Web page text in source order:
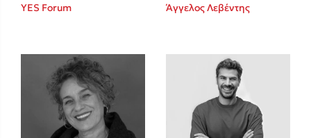
Sebastian Fitzek
Κατρίνα Τσάνταλη
Lucinda Riley
Mimi Matthews
Benzamin Bécue
Rebecca Yarros
YES Forum Άγγελος Λεβέντης